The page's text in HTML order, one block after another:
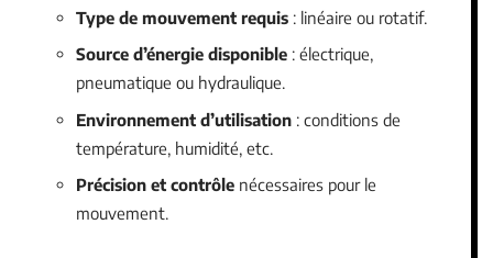
Type de mouvement requis : linéaire ou rotatif.
Source d’énergie disponible : électrique,
pneumatique ou hydraulique.
Environnement d’utilisation : conditions de
température, humidité, etc.
Précision et contrôle nécessaires pour le
mouvement.